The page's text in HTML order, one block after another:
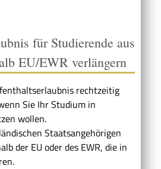
für Studierende aus
EU/EWR verlängern
rechtzeitig
Sie Ihr Studium in
wollen.
Staatsangehörigen
der EU oder des EWR, die in